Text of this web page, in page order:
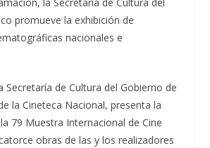
la Secretaría de Cultura del
promueve la exhibición de
nacionales e
Secretaría de Cultura del Gobierno de
la Cineteca Nacional, presenta la
79 Muestra Internacional de Cine
obras de las y los realizadores